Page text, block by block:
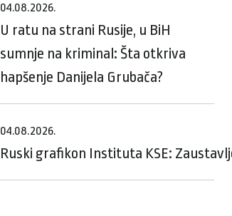
04.08.2026.
U ratu na strani Rusije, u BiH
sumnje na kriminal: Šta otkriva
hapšenje Danijela Grubača?
04.08.2026.
Ruski grafikon Instituta KSE: